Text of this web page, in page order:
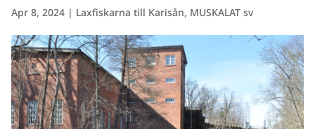
Apr 8, 2024| Laxfiskarna till Karisån, MUSKALAT sv